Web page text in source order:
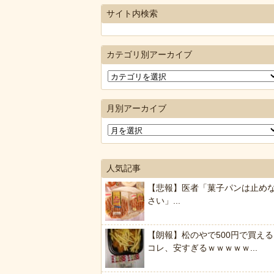
サイト内検索
カテゴリ別アーカイブ
月別アーカイブ
人気記事
【悲報】医者「菓子パンは止め
さい」...
【朗報】松のやで500円で買える
コレ、安すぎるｗｗｗｗｗ...